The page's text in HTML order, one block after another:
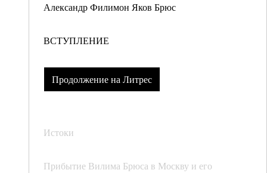
Александр Филимон Яков Брюс
ВСТУПЛЕНИЕ
Продолжение на Литрес
Истоки
Прибытие Вилима Брюса в Москву и его